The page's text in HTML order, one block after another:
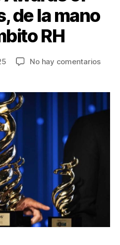
de la mano
RH
No hay comentariosen